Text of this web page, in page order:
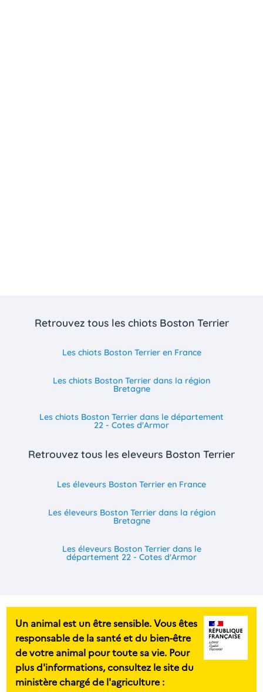
Retrouvez tous les chiots Boston Terrier
Les chiots Boston Terrier en France
Les chiots Boston Terrier dans la région
Bretagne
Les chiots Boston Terrier dans le département
22 - Cotes d'Armor
Retrouvez tous les eleveurs Boston Terrier
Les éleveurs Boston Terrier en France
Les éleveurs Boston Terrier dans la région
Bretagne
Les éleveurs Boston Terrier dans le
département 22 - Cotes d'Armor
Un animal est un être sensible. Vous êtes
responsable de la santé et du bien-être
de votre animal pour toute sa vie. Pour
plus d'informations, consultez le site du
ministère chargé de l'agriculture :